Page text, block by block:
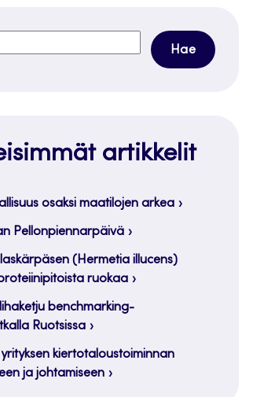
artikkelit
osaksi maatilojen arkea
Pellonpiennarpäivä
(Hermetia illucens)
ruokaa
benchmarking-
Ruotsissa
kiertotaloustoiminnan
ja johtamiseen